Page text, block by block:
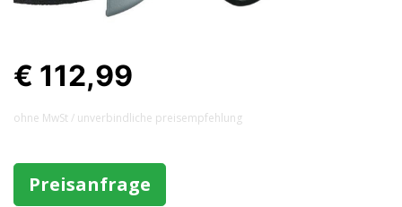
€ 112,99
ohne MwSt / unverbindliche preisempfehlung
Preisanfrage